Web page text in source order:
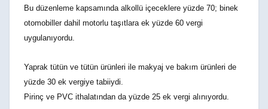
Bu düzenleme kapsamında alkollü içeceklere yüzde 70; binek
otomobiller dahil motorlu taşıtlara ek yüzde 60 vergi
uygulanıyordu.
Yaprak tütün ve tütün ürünleri ile makyaj ve bakım ürünleri de
yüzde 30 ek vergiye tabiiydi.
Pirinç ve PVC ithalatından da yüzde 25 ek vergi alınıyordu.